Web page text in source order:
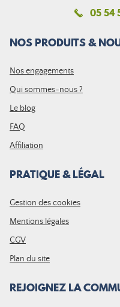
05 54
NOS PRODUITS &
Nos engagements
Qui sommes-nous ?
Le blog
FAQ
Affiliation
PRATIQUE & LÉGAL
Gestion des cookies
Mentions légales
CGV
Plan du site
REJOIGNEZ LA